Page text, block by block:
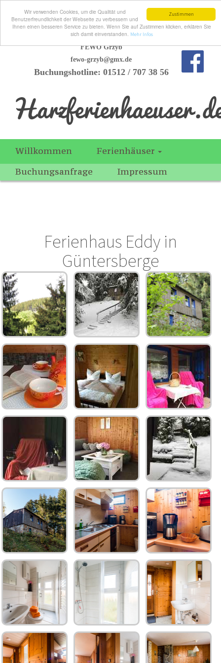
Zustimmen
Wir verwenden Cookies, um die Qualität und
Benutzerfreundlichkeit der Webseite zu verbessern und
Ihnen einen besseren Service zu bieten. Wenn Sie auf Zustimmen klicken, erklären Sie
sich damit einverstanden. Mehr Infos
FEWO Grzyb
fewo-grzyb@gmx.de
Buchungshotline: 01512 / 707 38 56
Willkommen
Ferienhäuser
Buchungsanfrage
Impressum
Ferienhaus Eddy in
Güntersberge